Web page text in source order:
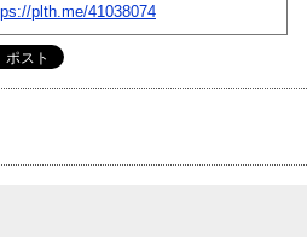
plth.me/41038074